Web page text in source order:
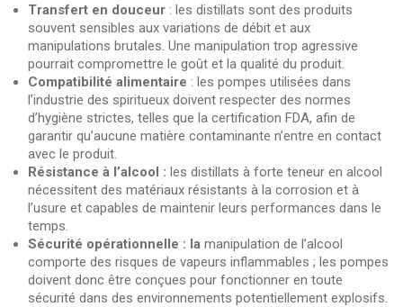
Transfert en douceur : les distillats sont des produits
souvent sensibles aux variations de débit et aux
manipulations brutales. Une manipulation trop agressive
pourrait compromettre le goût et la qualité du produit.
Compatibilité alimentaire : les pompes utilisées dans
l’industrie des spiritueux doivent respecter des normes
d’hygiène strictes, telles que la certification FDA, afin de
garantir qu’aucune matière contaminante n’entre en contact
avec le produit.
Résistance à l’alcool : les distillats à forte teneur en alcool
nécessitent des matériaux résistants à la corrosion et à
l’usure et capables de maintenir leurs performances dans le
temps.
Sécurité opérationnelle : la manipulation de l’alcool
comporte des risques de vapeurs inflammables ; les pompes
doivent donc être conçues pour fonctionner en toute
sécurité dans des environnements potentiellement explosifs.